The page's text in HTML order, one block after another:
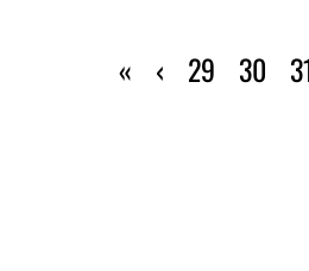
« ‹ 29 30